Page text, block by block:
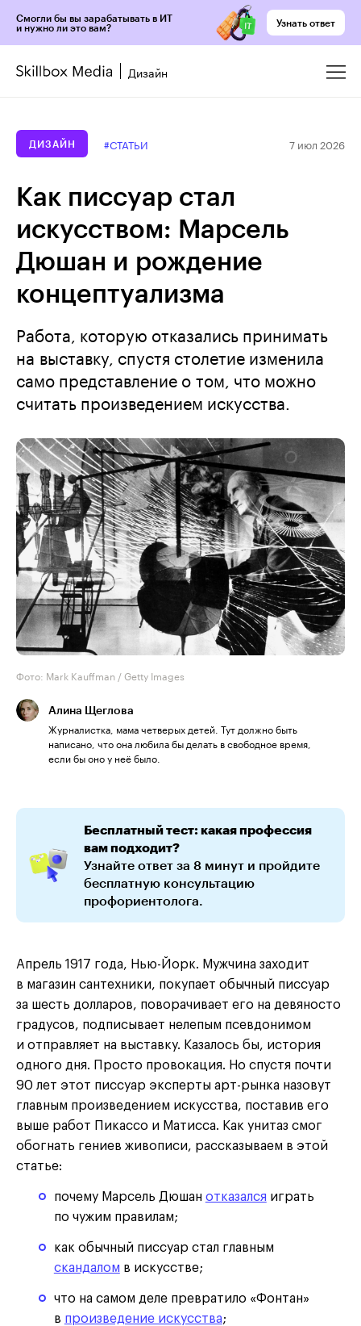
Смогли бы вы зарабатывать в ИТ
и нужно ли это вам?
Узнать ответ
Дизайн
ДИЗАЙН #СТАТЬИ 7 июл 2026
Как писсуар стал
искусством: Марсель
Дюшан и рождение
концептуализма
Работа, которую отказались принимать
на выставку, спустя столетие изменила
само представление о том, что можно
считать произведением искусства.
Фото: Mark Kauffman / Getty Images
Алина Щеглова
Журналистка, мама четверых детей. Тут должно быть
написано, что она любила бы делать в свободное время,
если бы оно у неё было.
Бесплатный тест: какая профессия
вам подходит?
Узнайте ответ за 8 минут и пройдите
бесплатную консультацию
профориентолога.
Апрель 1917 года, Нью-Йорк. Мужчина заходит
в магазин сантехники, покупает обычный писсуар
за шесть долларов, поворачивает его на девяносто
градусов, подписывает нелепым псевдонимом
и отправляет на выставку. Казалось бы, история
одного дня. Просто провокация. Но спустя почти
90 лет этот писсуар эксперты арт-рынка назовут
главным произведением искусства, поставив его
выше работ Пикассо и Матисса. Как унитаз смог
обогнать гениев живописи, рассказываем в этой
статье:
почему Марсель Дюшан отказался играть
по чужим правилам;
как обычный писсуар стал главным
скандалом в искусстве;
что на самом деле превратило «Фонтан»
в произведение искусства;